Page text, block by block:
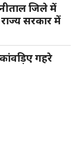
जिले में
सरकार में
गहरे